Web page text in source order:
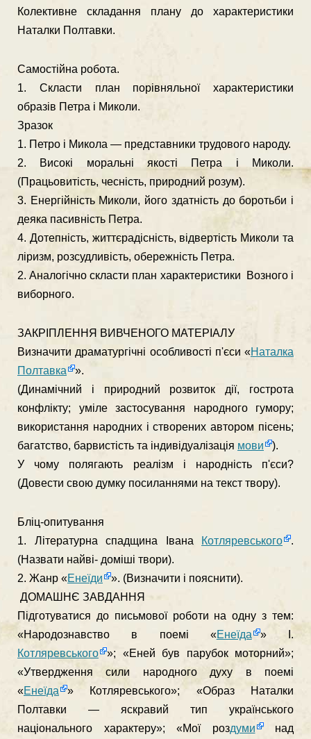
Колективне складання плану до характеристики
Наталки Полтавки.
Самостійна робота.
1. Скласти план порівняльної характеристики
образів Петра і Миколи.
Зразок
1. Петро і Микола — представники трудового народу.
2. Високі моральні якості Петра і Миколи.
(Працьовитість, чесність, природний розум).
3. Енергійність Миколи, його здатність до боротьби і
деяка па­сивність Петра.
4. Дотепність, життєрадісність, відвертість Миколи та
ліризм, розсудливість, обережність Петра.
2. Аналогічно скласти план характеристики Возного і
виборного.
ЗАКРІПЛЕННЯ ВИВЧЕНОГО МАТЕРІАЛУ
Визначити драматургічні особливості п'єси «Наталка
Полтавка
».
(Динамічний і природний розвиток дії, гострота
конфлікту; уміле застосування народного гумору;
використання народних і створених автором пісень;
багатство, барвистість та індивідуа­лізація мови
).
У чому полягають реалізм і народність п'єси?
(Довести свою дум­ку посиланнями на текст твору).
Бліц-опитування
1. Літературна спадщина Івана
Котляревського
.
(Назвати найві- доміші твори).
2. Жанр «Енеїди
». (Визначити і пояснити).
ДОМАШНЄ ЗАВДАННЯ
Підготуватися до письмової роботи на одну з тем:
«Народознав­ство в поемі «Енеїда
» І.
Котляревського
»; «Еней був парубок мо­торний»;
«Утвердження сили народного духу в поемі
«Енеїда
» Кот­ляревського»; «Образ Наталки
Полтавки — яскравий тип українсь­кого
національного характеру»; «Мої роздуми
над